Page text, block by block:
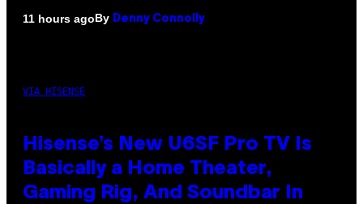
11 hours agoBy Denny Connolly
VIA HISENSE
Hisense’s New U6SF Pro TV Is
Basically a Home Theater,
Gaming Rig, And Soundbar In